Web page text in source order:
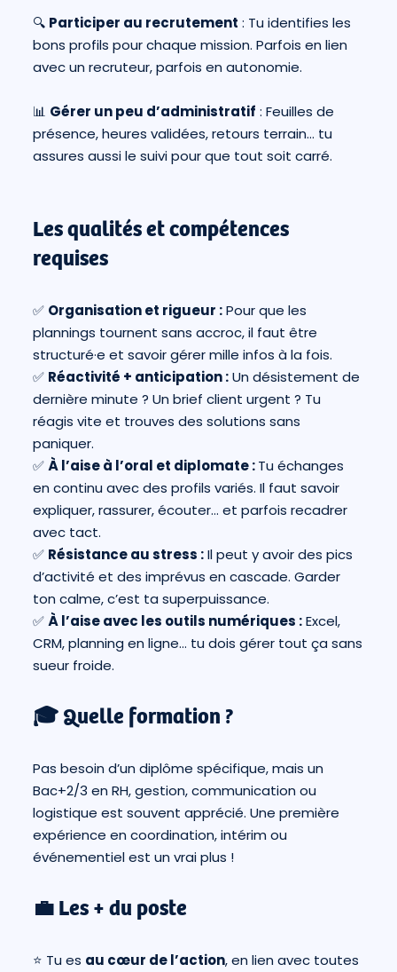
🔍 Participer au recrutement : Tu identifies les
bons profils pour chaque mission. Parfois en lien
avec un recruteur, parfois en autonomie.
📊 Gérer un peu d’administratif : Feuilles de
présence, heures validées, retours terrain… tu
assures aussi le suivi pour que tout soit carré.
Les qualités et compétences
requises
✅ Organisation et rigueur :Pour que les
plannings tournent sans accroc, il faut être
structuré·e et savoir gérer mille infos à la fois.
✅ Réactivité + anticipation :Un désistement de
dernière minute ? Un brief client urgent ? Tu
réagis vite et trouves des solutions sans
paniquer.
✅À l’aise à l’oral et diplomate :Tu échanges
en continu avec des profils variés. Il faut savoir
expliquer, rassurer, écouter… et parfois recadrer
avec tact.
✅ Résistance au stress :Il peut y avoir des pics
d’activité et des imprévus en cascade. Garder
ton calme, c’est ta superpuissance.
✅À l’aise avec les outils numériques :Excel,
CRM, planning en ligne… tu dois gérer tout ça sans
sueur froide.
🎓 Quelle formation ?
Pas besoin d’un diplôme spécifique, mais un
Bac+2/3 en RH, gestion, communication ou
logistique est souvent apprécié. Une première
expérience en coordination, intérim ou
événementiel est un vrai plus !
💼 Les + du poste
⭐ Tu es au cœur de l’action, en lien avec toutes